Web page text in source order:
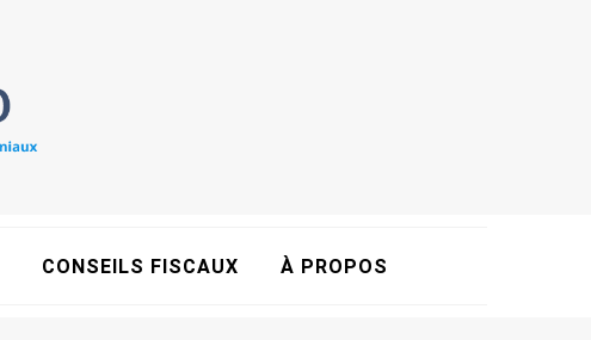
CONSEILS FISCAUX À PROPOS